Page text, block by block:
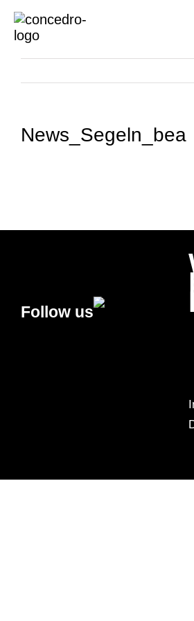
Inhalt
springen
News_Segeln_bea
Follow us